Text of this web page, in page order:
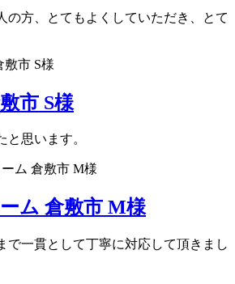
の方、とてもよくしていただき、とて
市 S様
思います。
ム 倉敷市 M様
で一貫として丁寧に対応して頂きまし